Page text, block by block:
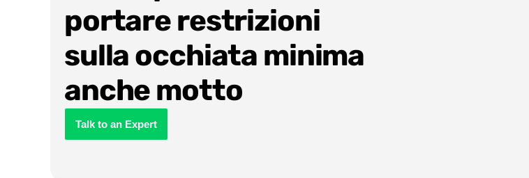
portare restrizioni
sulla occhiata minima
anche motto
Talk to an Expert